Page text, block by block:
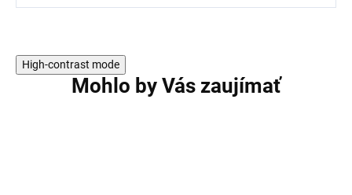
High-contrast mode
Mohlo by Vás zaujímať